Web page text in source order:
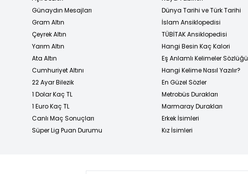
Günaydın Mesajları
Gram Altın
Çeyrek Altın
Yarım Altın
Ata Altın
Cumhuriyet Altını
22 Ayar Bilezik
1 Dolar Kaç TL
1 Euro Kaç TL
Canlı Maç Sonuçları
Süper Lig Puan Durumu
Dünya Tarihi ve Türk Tarihi
İslam Ansiklopedisi
TÜBİTAK Ansiklopedisi
Hangi Besin Kaç Kalori
Eş Anlamlı Kelimeler Sözlüğü
Hangi Kelime Nasıl Yazılır?
En Güzel Sözler
Metrobüs Durakları
Marmaray Durakları
Erkek İsimleri
Kız İsimleri